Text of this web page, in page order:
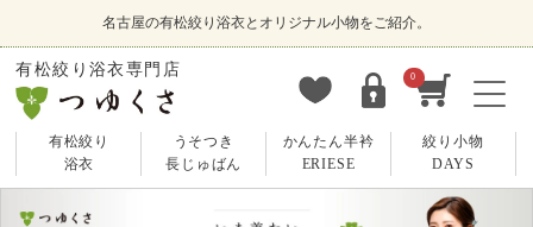
名古屋の有松絞り浴衣とオリジナル小物をご紹介。
有松絞り浴衣専門店 0
有松絞り
浴衣
うそつき
長じゅばん
かんたん半衿
ERIESE
絞り小物
DAYS